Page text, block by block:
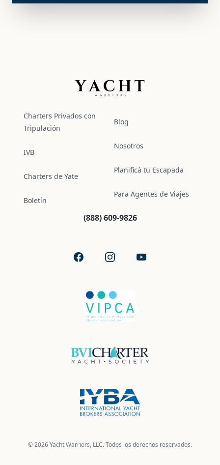
Yacht Warriors
Charters Privados con
Tripulación
IVB
Charters de Yate
Boletín
Blog
Nosotros
Planificá tu Escapada
Para Agentes de Viajes
(888) 609-9826
FacebookInstagramYouTube
© 2026 Yacht Warriors, LLC. Todos los derechos reservados.